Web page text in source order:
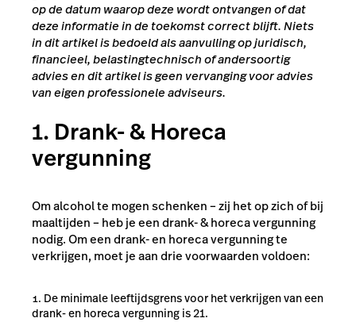
op de datum waarop deze wordt ontvangen of dat
deze informatie in de toekomst correct blijft. Niets
in dit artikel is bedoeld als aanvulling op juridisch,
financieel, belastingtechnisch of andersoortig
advies en dit artikel is geen vervanging voor advies
vaneigen professionele adviseurs.
1. Drank- & Horeca
vergunning
Om alcohol te mogen schenken – zij het op zich of bij
maaltijden – heb je een drank- & horeca vergunning
nodig. Om een drank- en horeca vergunning te
verkrijgen, moet je aan drie voorwaarden voldoen:
De minimale leeftijdsgrens voor het verkrijgen van een
drank- en horeca vergunning is 21.